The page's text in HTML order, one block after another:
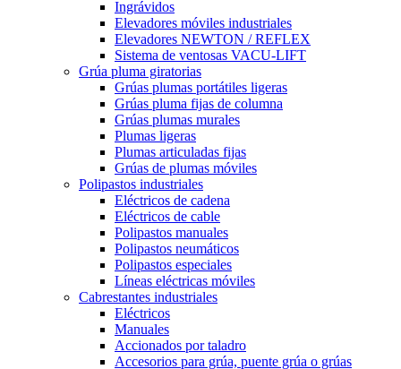
Ingrávidos
Elevadores móviles industriales
Elevadores NEWTON / REFLEX
Sistema de ventosas VACU-LIFT
Grúa pluma giratorias
Grúas plumas portátiles ligeras
Grúas pluma fijas de columna
Grúas plumas murales
Plumas ligeras
Plumas articuladas fijas
Grúas de plumas móviles
Polipastos industriales
Eléctricos de cadena
Eléctricos de cable
Polipastos manuales
Polipastos neumáticos
Polipastos especiales
Líneas eléctricas móviles
Cabrestantes industriales
Eléctricos
Manuales
Accionados por taladro
Accesorios para grúa, puente grúa o grúas